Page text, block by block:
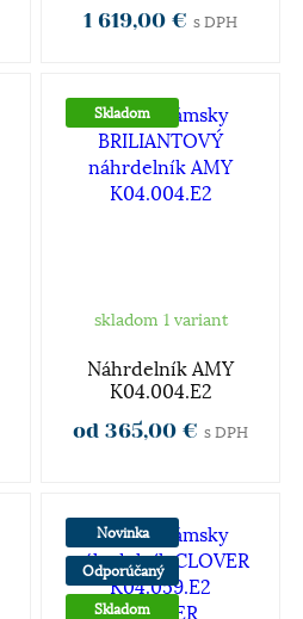
1 619,00 € s DPH
Skladom
skladom 1 variant
Náhrdelník AMY
K04.004.E2
od 365,00 € s DPH
Novinka
Odporúčaný
Skladom